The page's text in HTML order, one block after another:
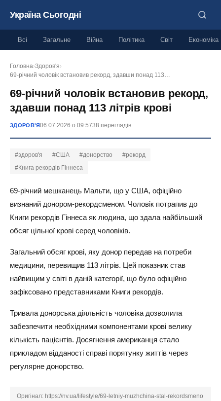
Україна Сьогодні
Всі Загальне Війна Політика Світ Економіка
Головна›Здоров'я›
69-річний чоловік встановив рекорд, здавши понад 113…
69-річний чоловік встановив рекорд,
здавши понад 113 літрів крові
ЗДОРОВ'Я06.07.2026 о 09:5738 переглядів
#здоров'я #США #донорство
#рекорд
#Книга рекордів Гіннеса
69-річний мешканець Мальти, що у США, офіційно
визнаний донором-рекордсменом. Чоловік потрапив до
Книги рекордів Гіннеса як людина, що здала найбільший
обсяг цільної крові серед чоловіків.
Загальний обсяг крові, яку донор передав на потреби
медицини, перевищив 113 літрів. Цей показник став
найвищим у світі в даній категорії, що було офіційно
зафіксовано представниками Книги рекордів.
Тривала донорська діяльність чоловіка дозволила
забезпечити необхідними компонентами крові велику
кількість пацієнтів. Досягнення американця стало
прикладом відданості справі порятунку життів через
регулярне донорство.
Оригінал: https://nv.ua/lifestyle/69-letniy-muzhchina-stal-rekordsmeno